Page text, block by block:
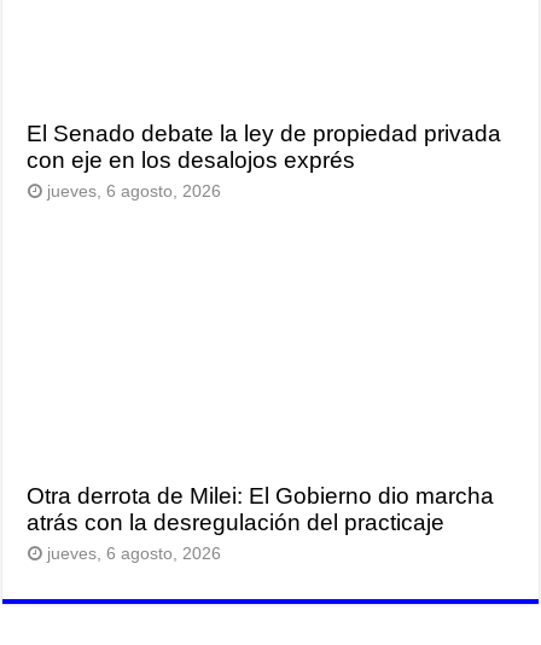
El Senado debate la ley de propiedad privada
con eje en los desalojos exprés
jueves, 6 agosto, 2026
Otra derrota de Milei: El Gobierno dio marcha
atrás con la desregulación del practicaje
jueves, 6 agosto, 2026